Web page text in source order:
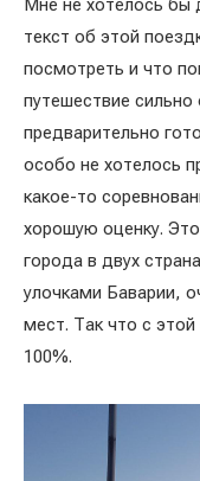
Мне не хотелось бы
текст об этой
посмотреть и что
путешествие
предварительно
особо не хотелось
какое-то
хорошую оценку.
города в двух
улочками Баварии,
мест. Так что с
100%.